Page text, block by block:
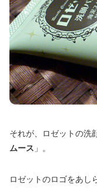
それが、ロゼットの洗
ムース 」。
ロゼットのロゴをあし